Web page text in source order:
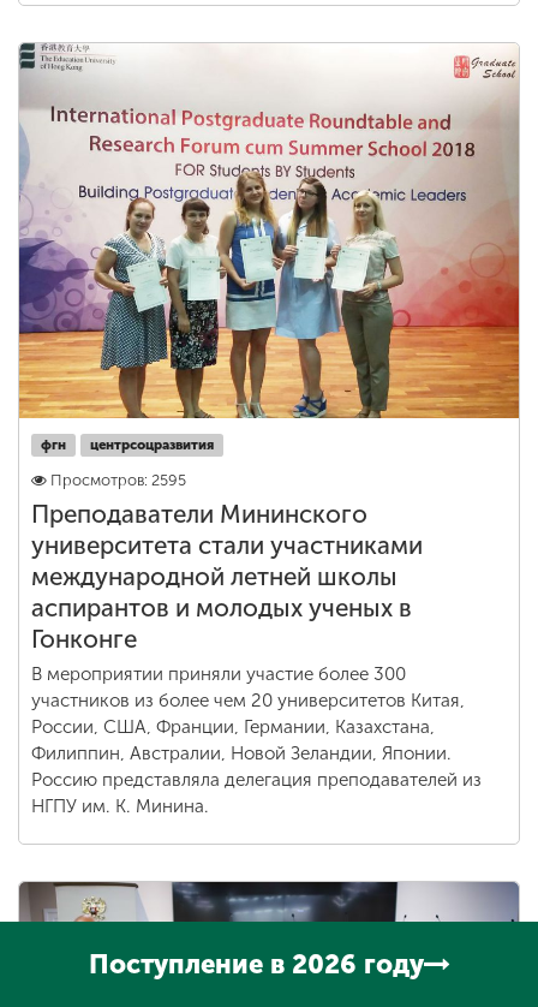
фгн центрсоцразвития
Просмотров: 2595
Преподаватели Мининского
университета стали участниками
международной летней школы
аспирантов и молодых ученых в
Гонконге
В мероприятии приняли участие более 300
участников из более чем 20 университетов Китая,
России, США, Франции, Германии, Казахстана,
Филиппин, Австралии, Новой Зеландии, Японии.
Россию представляла делегация преподавателей из
НГПУ им. К. Минина.
Поступление в 2026 году